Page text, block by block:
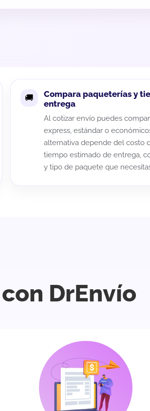
Compara paqueterías y
entrega
Al cotizar envío puedes
express, estándar o
alternativa depende del costo
tiempo estimado de entrega,
y tipo de paquete que
DrEnvío